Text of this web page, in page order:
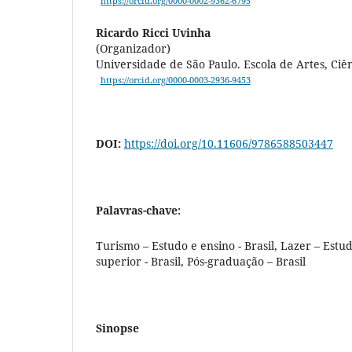
Ricardo Ricci Uvinha
(Organizador)
Universidade de São Paulo. Escola de Artes,
https://orcid.org/0000-0003-2936-9453
DOI: https://doi.org/10.11606/9786588503447
Palavras-chave:
Turismo – Estudo e ensino - Brasil, Lazer –
superior - Brasil, Pós-graduação – Brasil
Sinopse